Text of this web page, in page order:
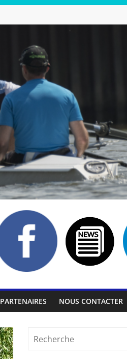
PARTENAIRES NOUS CONTACTER